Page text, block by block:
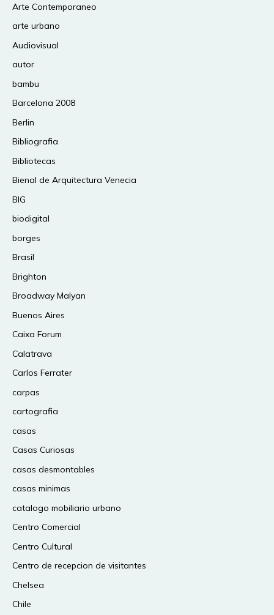
Arte Contemporaneo
arte urbano
Audiovisual
autor
bambu
Barcelona 2008
Berlin
Bibliografia
Bibliotecas
Bienal de Arquitectura Venecia
BIG
biodigital
borges
Brasil
Brighton
Broadway Malyan
Buenos Aires
Caixa Forum
Calatrava
Carlos Ferrater
carpas
cartografia
casas
Casas Curiosas
casas desmontables
casas minimas
catalogo mobiliario urbano
Centro Comercial
Centro Cultural
Centro de recepcion de visitantes
Chelsea
Chile